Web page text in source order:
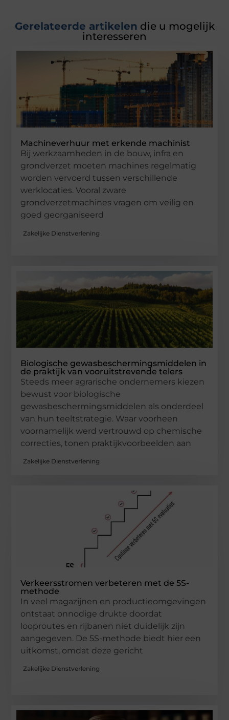
Gerelateerde artikelen die u mogelijk
interesseren
Machineverhuur met erkende machinist
Bij werkzaamheden in de bouw, infra en
grondverzet moeten machines regelmatig
worden vervoerd tussen verschillende
werklocaties. Vooral zware
grondverzetmachines vragen om veilig en
goed georganiseerd
Zakelijke Dienstverlening
Biologische gewasbeschermingsmiddelen in
de praktijk van vooruitstrevende telers
Steeds meer agrarische ondernemers kiezen
bewust voor biologische
gewasbeschermingsmiddelen als onderdeel
van hun teeltstrategie. Waar voorheen
voornamelijk werd vertrouwd op chemische
correcties, tonen praktijkvoorbeelden aan
Zakelijke Dienstverlening
Verkeersstromen verbeteren met de 5S-
methode
In veel magazijnen en productieomgevingen
ontstaat onnodige drukte doordat
looproutes en rijbanen niet duidelijk zijn
aangegeven. De 5S-methode biedt hier een
uitkomst, omdat deze gericht
Zakelijke Dienstverlening